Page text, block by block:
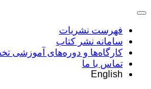
فهرست نشریات
سامانه نشر کتاب
کارگاه‌ها و دوره‌های آموزشی
تماس با ما
English